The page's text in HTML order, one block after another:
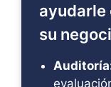
ayudarle
su